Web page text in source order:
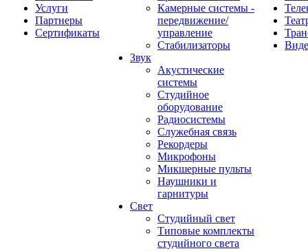
Услуги
Партнеры
Сертификаты
Камерные системы -
передвижение/
управление
Стабилизаторы
Звук
Акустические
системы
Студийное
оборудование
Радиосистемы
Служебная связь
Рекордеры
Микрофоны
Микшерные пульты
Наушники и
гарнитуры
Свет
Студийный свет
Типовые комплекты
студийного света